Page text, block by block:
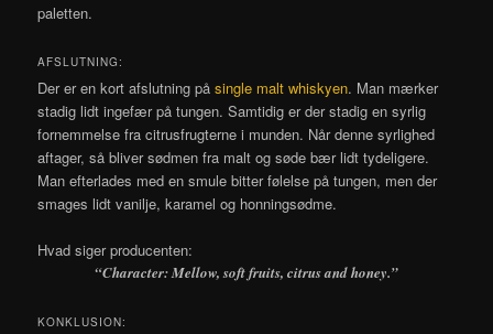
paletten.
AFSLUTNING:
Der er en kort afslutning påsingle malt whiskyen. Man mærker
stadig lidt ingefær på tungen. Samtidig er der stadig en syrlig
fornemmelse fra citrusfrugterne i munden. Når denne syrlighed
aftager, så bliver sødmen fra malt og søde bær lidt tydeligere.
Man efterlades med en smule bitter følelse på tungen, men der
smages lidt vanilje, karamel og honningsødme.
Hvad siger producenten:
“Character: Mellow, soft fruits, citrus and honey.”
KONKLUSION: